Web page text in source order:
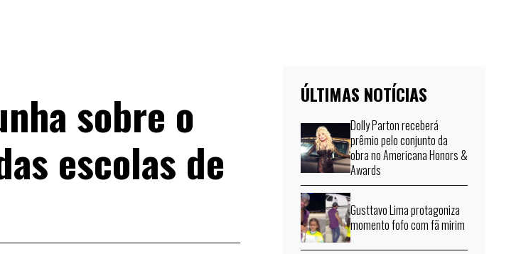
sobre o
escolas de
ÚLTIMAS NOTÍCIAS
Dolly Parton receberá
prêmio pelo conjunto da
obra no Americana Honors &
Awards
Gusttavo Lima protagoniza
momento fofo com fã mirim